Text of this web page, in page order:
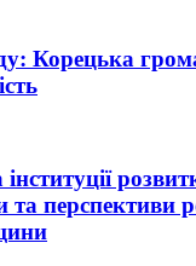
Корецька
інституції
та перспективи